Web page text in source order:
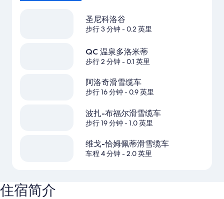
圣尼科洛谷
步行 3 分钟- 0.2 英里
QC 温泉多洛米蒂
步行 2 分钟- 0.1 英里
阿洛奇滑雪缆车
步行 16 分钟- 0.9 英里
波扎-布福尔滑雪缆车
步行 19 分钟- 1.0 英里
维戈-恰姆佩蒂滑雪缆车
车程 4 分钟- 2.0 英里
住宿简介